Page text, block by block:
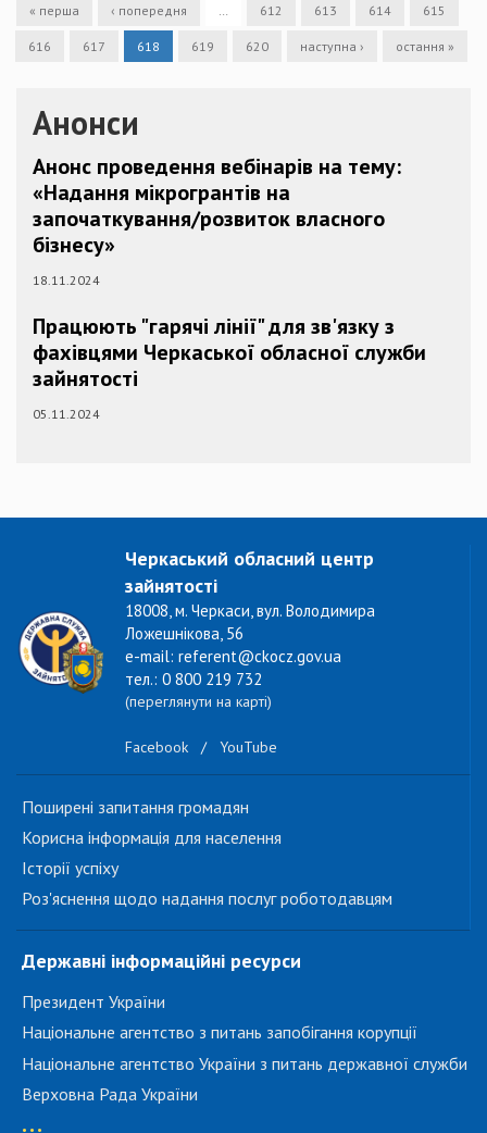
« перша ‹ попередня 612 613 614 615
616 617 618 619 620 наступна › остання »
Анонси
Анонс проведення вебінарів на тему:
«Надання мікрогрантів на
започаткування/розвиток власного
бізнесу»
18.11.2024
Працюють "гарячі лінії" для зв'язку з
фахівцями Черкаської обласної служби
зайнятості
05.11.2024
Черкаський обласний центр
зайнятості
18008, м. Черкаси, вул. Володимира
Ложешнікова, 56
e-mail: referent@ckocz.gov.ua
тел.: 0 800 219 732
(переглянути на карті)
Facebook / YouTube
Поширені запитання громадян
Корисна інформація для населення
Історії успіху
Роз'яснення щодо надання послуг роботодавцям
Державні інформаційні ресурси
Президент України
Національне агентство з питань запобігання корупції
Національне агентство України з питань державної служби
Верховна Рада України
...